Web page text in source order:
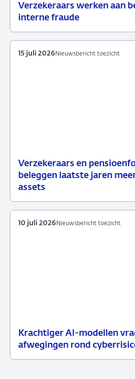
Verzekeraars werken aan
interne fraude
24
Nieuwsbericht
Verzekeraars en
beleggen laatste jaren
assets
15
juli
Nieuwsbericht
toezicht
Nieuwsbericht toezicht
15 juli 2026
Krachtiger AI-modellen
afwegingen rond
10
Nieuwsbericht
Nieuwsbericht toezicht
10 juli 2026